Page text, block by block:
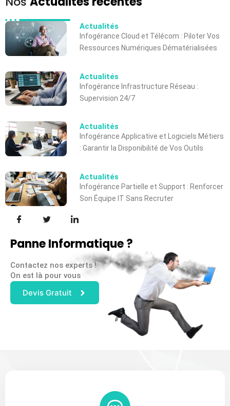
Actualités
Infogérance Cloud et Télécom : Piloter Vos
Ressources Numériques Dématérialisées
Actualités
Infogérance Infrastructure Réseau :
Supervision 24/7
Actualités
Infogérance Applicative et Logiciels Métiers
: Garantir la Disponibilité de Vos Outils
Actualités
Infogérance Partielle et Support : Renforcer
Son Équipe IT Sans Recruter
Panne Informatique ?
Contactez nos experts !
On est là pour vous
Devis Gratuit